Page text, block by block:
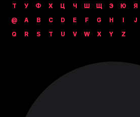
Т
У Ф Х Ц Ч Ш Щ Э Ю
Я
@
A B C D E F G H I J
Q
R S T U V W X Y Z